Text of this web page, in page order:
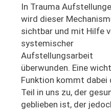
In Trauma
wird dieser
sichtbar und mit Hilfe
systemischer
Aufstellungsarbeit
überwunden. Eine
Funktion kommt dabei
Teil in uns zu, der
geblieben ist, der